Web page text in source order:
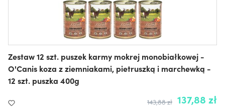
Zestaw 12 szt. puszek karmy mokrej monobiałkowej -
O'Canis koza z ziemniakami, pietruszką i marchewką -
12 szt. puszka 400g
137,88 zł
143,88 zł